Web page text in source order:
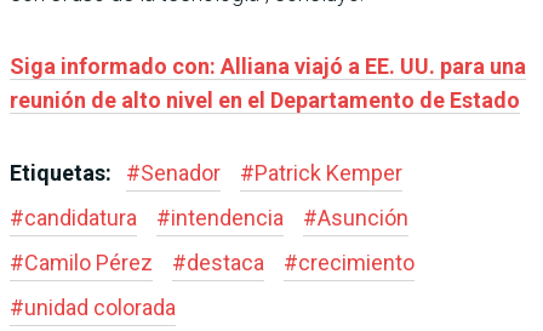
Siga informado con: Alliana viajó a EE. UU. para una
reunión de alto nivel en el Departamento de Estado
Etiquetas: #Senador #Patrick Kemper
#candidatura #intendencia #Asunción
#Camilo Pérez #destaca #crecimiento
#unidad colorada